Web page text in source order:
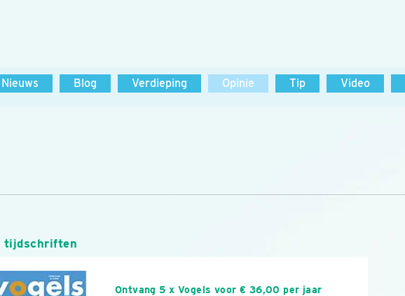
Nieuws Blog Verdieping Opinie Tip Video
tijdschriften
Ontvang 5 x Vogels voor € 36,00 per jaar